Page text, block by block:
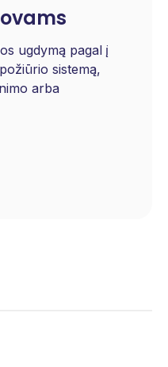
ugdymą pagal į
sistemą,
arba